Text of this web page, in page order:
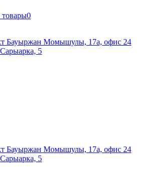
0
Бауыржан Момышулы, 17а, офис 24
5
Бауыржан Момышулы, 17а, офис 24
5